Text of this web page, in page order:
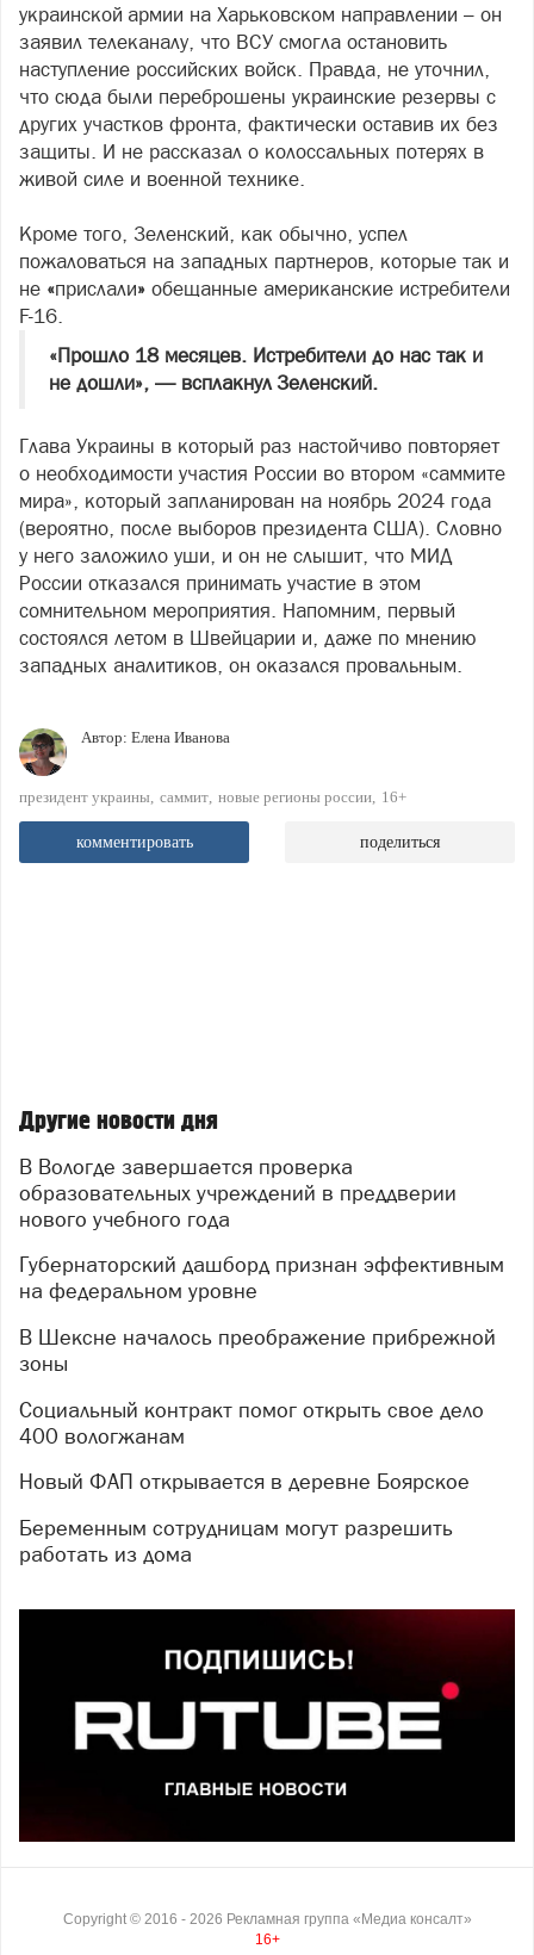
украинской армии на Харьковском направлении – он
заявил телеканалу, что ВСУ смогла остановить
наступление российских войск. Правда, не уточнил,
что сюда были переброшены украинские резервы с
других участков фронта, фактически оставив их без
защиты. И не рассказал о колоссальных потерях в
живой силе и военной технике.
Кроме того, Зеленский, как обычно, успел
пожаловаться на западных партнеров, которые так и
не «прислали» обещанные американские истребители
F-16.
«Прошло 18 месяцев. Истребители до нас так и
не дошли», — всплакнул Зеленский.
Глава Украины в который раз настойчиво повторяет
о необходимости участия России во втором «саммите
мира», который запланирован на ноябрь 2024 года
(вероятно, после выборов президента США). Словно
у него заложило уши, и он не слышит, что МИД
России отказался принимать участие в этом
сомнительном мероприятия. Напомним, первый
состоялся летом в Швейцарии и, даже по мнению
западных аналитиков, он оказался провальным.
Автор: Елена Иванова
президент украины саммит новые регионы россии 16+
комментировать поделиться
Другие новости дня
В Вологде завершается проверка
образовательных учреждений в преддверии
нового учебного года
Губернаторский дашборд признан эффективным
на федеральном уровне
В Шексне началось преображение прибрежной
зоны
Социальный контракт помог открыть свое дело
400 вологжанам
Новый ФАП открывается в деревне Боярское
Беременным сотрудницам могут разрешить
работать из дома
Copyright © 2016 - 2026 Рекламная группа «Медиа консалт»
16+